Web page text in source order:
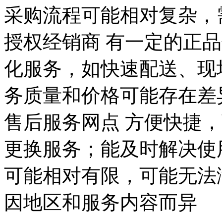
采购流程可能相对复杂
授权经销商 有一定的正
化服务，如快速配送、
务质量和价格可能存在
售后服务网点 方便快捷
更换服务；能及时解决
可能相对有限，可能无
因地区和服务内容而异